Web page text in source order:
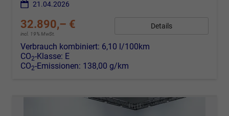
21.04.2026
32.890,– €
incl. 19% MwSt.
Details
Verbrauch kombiniert: 6,10 l/100km
CO2-Klasse: E
CO2-Emissionen: 138,00 g/km